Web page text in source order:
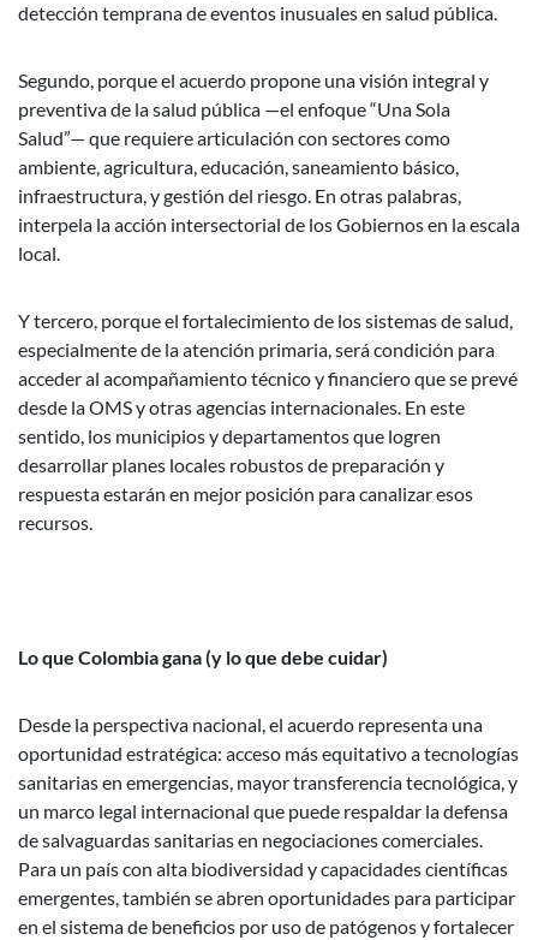
detección temprana de eventos inusuales en salud pública.
Segundo, porque el acuerdo propone una visión integral y
preventiva de la salud pública —el enfoque “Una Sola
Salud”— que requiere articulación con sectores como
ambiente, agricultura, educación, saneamiento básico,
infraestructura, y gestión del riesgo. En otras palabras,
interpela la acción intersectorial de los Gobiernos en la escala
local.
Y tercero, porque el fortalecimiento de los sistemas de salud,
especialmente de la atención primaria, será condición para
acceder al acompañamiento técnico y financiero que se prevé
desde la OMS y otras agencias internacionales. En este
sentido, los municipios y departamentos que logren
desarrollar planes locales robustos de preparación y
respuesta estarán en mejor posición para canalizar esos
recursos.
Lo que Colombia gana (y lo que debe cuidar)
Desde la perspectiva nacional, el acuerdo representa una
oportunidad estratégica: acceso más equitativo a tecnologías
sanitarias en emergencias, mayor transferencia tecnológica, y
un marco legal internacional que puede respaldar la defensa
de salvaguardas sanitarias en negociaciones comerciales.
Para un país con alta biodiversidad y capacidades científicas
emergentes, también se abren oportunidades para participar
en el sistema de beneficios por uso de patógenos y fortalecer